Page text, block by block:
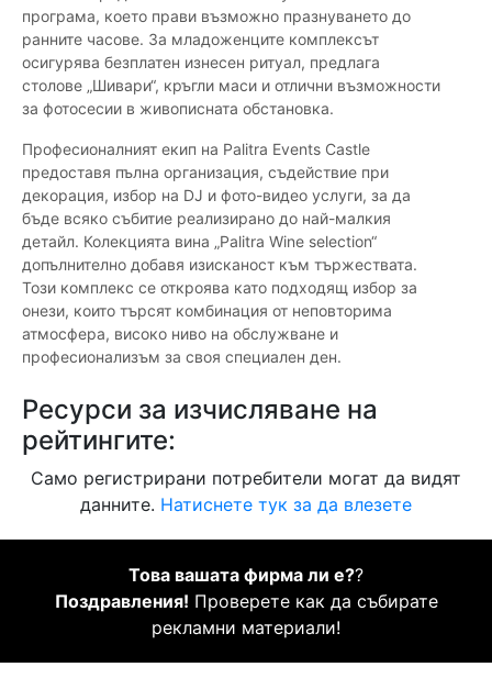
програма, което прави възможно празнуването до
ранните часове. За младоженците комплексът
осигурява безплатен изнесен ритуал, предлага
столове „Шивари“, кръгли маси и отлични възможности
за фотосесии в живописната обстановка.
Професионалният екип на Palitra Events Castle
предоставя пълна организация, съдействие при
декорация, избор на DJ и фото-видео услуги, за да
бъде всяко събитие реализирано до най-малкия
детайл. Колекцията вина „Palitra Wine selection“
допълнително добавя изисканост към тържествата.
Този комплекс се откроява като подходящ избор за
онези, които търсят комбинация от неповторима
атмосфера, високо ниво на обслужване и
професионализъм за своя специален ден.
Ресурси за изчисляване на
рейтингите:
Само регистрирани потребители могат да видят
данните. Натиснете тук за да влезете
Това вашата фирма ли е??
Поздравления! Проверете как да събирате
рекламни материали!